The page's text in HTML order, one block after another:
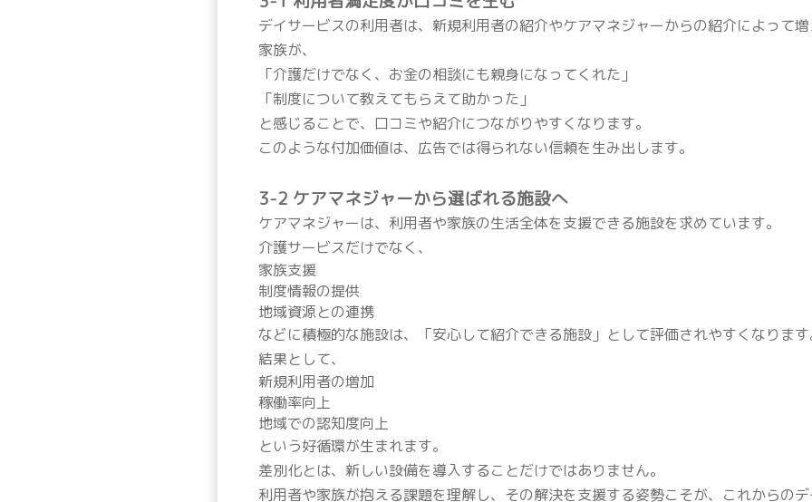
デイサービスの利用者は、新規利用者の紹介やケアマネジャーからの紹介によって
家族が、
「介護だけでなく、お金の相談にも親身になってくれた」
「制度について教えてもらえて助かった」
と感じることで、口コミや紹介につながりやすくなります。
このような付加価値は、広告では得られない信頼を生み出します。
3-2 ケアマネジャーから選ばれる施設へ
ケアマネジャーは、利用者や家族の生活全体を支援できる施設を求めています。
介護サービスだけでなく、
家族支援
制度情報の提供
地域資源との連携
などに積極的な施設は、「安心して紹介できる施設」として評価されやすくなりま
結果として、
新規利用者の増加
稼働率向上
地域での認知度向上
という好循環が生まれます。
差別化とは、新しい設備を導入することだけではありません。
利用者や家族が抱える課題を理解し、その解決を支援する姿勢こそが、これからの